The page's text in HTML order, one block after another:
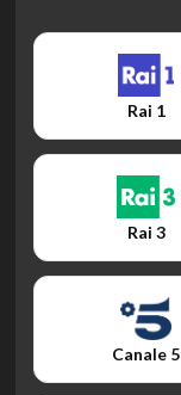
Rai 1
Rai 3
Canale 5